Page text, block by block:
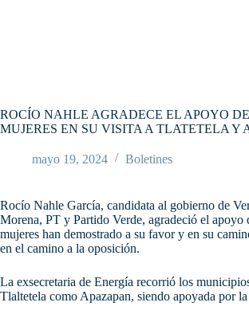
ROCÍO NAHLE AGRADECE EL APOYO
MUJERES EN SU VISITA A TLATETELA Y
mayo 19, 2024 Boletines
Rocío Nahle García, candidata al gobierno de
Morena, PT y Partido Verde, agradeció el apoyo
mujeres han demostrado a su favor y en su
en el camino a la oposición.
La exsecretaria de Energía recorrió los
Tlaltetela como Apazapan, siendo apoyada por